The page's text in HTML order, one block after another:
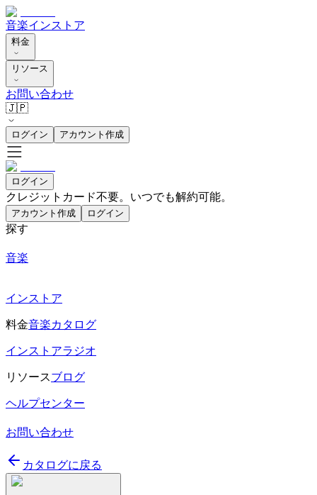
音楽インストア
料金
リソース
お問い合わせ
🇯🇵
ログイン アカウント作成
ログイン
クレジットカード不要。いつでも解約可能。
アカウント作成 ログイン
探す
音楽
インストア
料金音楽カタログ
インストアラジオ
リソースブログ
ヘルプセンター
お問い合わせ
カタログに戻る